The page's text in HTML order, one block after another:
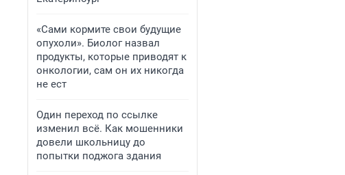
«Сами кормите свои будущие
опухоли». Биолог назвал
продукты, которые приводят к
онкологии, сам он их никогда
не ест
Один переход по ссылке
изменил всё. Как мошенники
довели школьницу до
попытки поджога здания